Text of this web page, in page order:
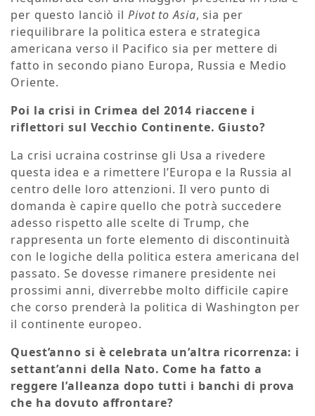
per questo lanciò il Pivot to Asia, sia per
riequilibrare la politica estera e strategica
americana verso il Pacifico sia per mettere di
fatto in secondo piano Europa, Russia e Medio
Oriente.
Poi la crisi in Crimea del 2014 riaccene i
riflettori sul Vecchio Continente. Giusto?
La crisi ucraina costrinse gli Usa a rivedere
questa idea e a rimettere l’Europa e la Russia al
centro delle loro attenzioni. Il vero punto di
domanda è capire quello che potrà succedere
adesso rispetto alle scelte di Trump, che
rappresenta un forte elemento di discontinuità
con le logiche della politica estera americana del
passato. Se dovesse rimanere presidente nei
prossimi anni, diverrebbe molto difficile capire
che corso prenderà la politica di Washington per
il continente europeo.
Quest’anno si è celebrata un’altra ricorrenza: i
settant’anni della Nato. Come ha fatto a
reggere l’alleanza dopo tutti i banchi di prova
che ha dovuto affrontare?